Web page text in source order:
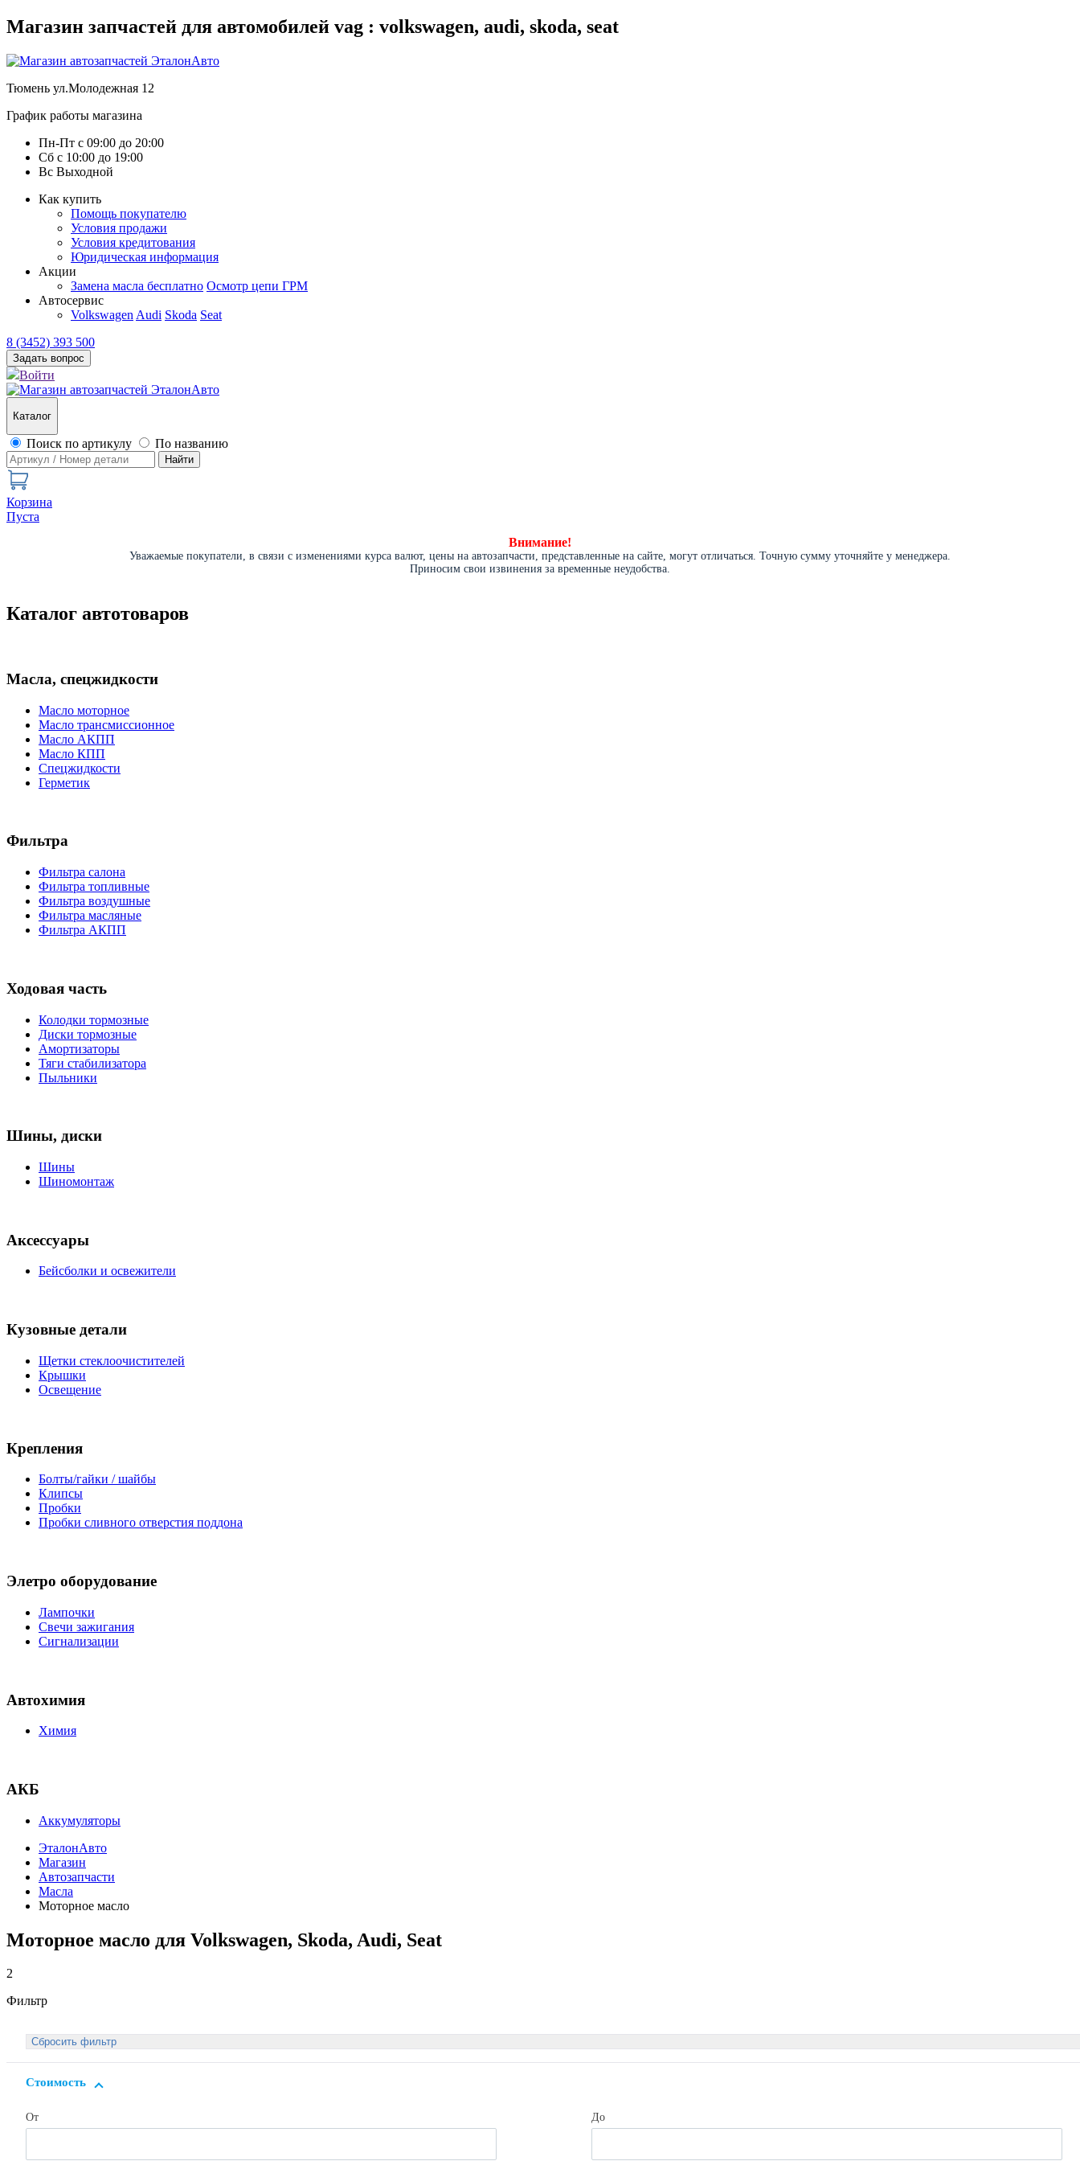
Магазин запчастей для автомобилей vag : volkswagen, audi, skoda, seat
Тюмень ул.Молодежная 12
График работы магазина
Пн-Пт с 09:00 до 20:00
Сб с 10:00 до 19:00
Вс Выходной
Как купить
Помощь покупателю
Условия продажи
Условия кредитования
Юридическая информация
Акции
Замена масла бесплатно Осмотр цепи ГРМ
Автосервис
Volkswagen Audi Skoda Seat
8 (3452) 393 500
Задать вопрос
Войти
Каталог
Поиск по артикулу По названию
Найти
Корзина
Пуста
Внимание!
Уважаемые покупатели, в связи с изменениями курса валют, цены на автозапчасти, представленные на сайте, могут отличаться. Точную сумму уточняйте у менеджера.
Приносим свои извинения за временные неудобства.
Каталог автотоваров
Масла, спецжидкости
Масло моторное
Масло трансмиссионное
Масло АКПП
Масло КПП
Спецжидкости
Герметик
Фильтра
Фильтра салона
Фильтра топливные
Фильтра воздушные
Фильтра масляные
Фильтра АКПП
Ходовая часть
Колодки тормозные
Диски тормозные
Амортизаторы
Тяги стабилизатора
Пыльники
Шины, диски
Шины
Шиномонтаж
Аксессуары
Бейсболки и освежители
Кузовные детали
Щетки стеклоочистителей
Крышки
Освещение
Крепления
Болты/гайки / шайбы
Клипсы
Пробки
Пробки сливного отверстия поддона
Элетро оборудование
Лампочки
Свечи зажигания
Сигнализации
Автохимия
Химия
АКБ
Аккумуляторы
ЭталонАвто
Магазин
Автозапчасти
Масла
Моторное масло
Моторное масло для Volkswagen, Skoda, Audi, Seat
2
Фильтр
Стоимость
От До